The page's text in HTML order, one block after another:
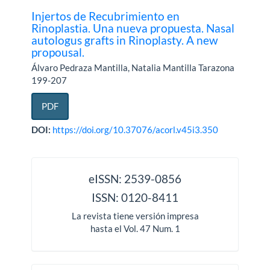
Injertos de Recubrimiento en
Rinoplastia. Una nueva propuesta. Nasal
autologus grafts in Rinoplasty. A new
propousal.
Álvaro Pedraza Mantilla, Natalia Mantilla Tarazona
199-207
PDF
DOI: https://doi.org/10.37076/acorl.v45i3.350
eISSN: 2539-0856
ISSN: 0120-8411
La revista tiene versión impresa
hasta el Vol. 47 Num. 1